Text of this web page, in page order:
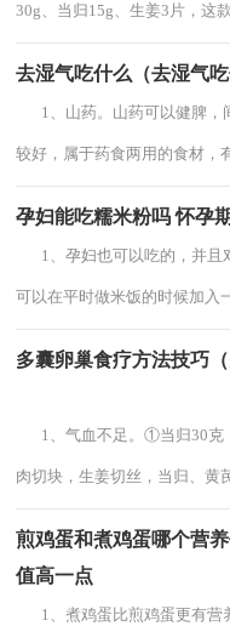
30g、当归15g、生姜3片，这
去湿气吃什么（去湿气
1、山药。山药可以健脾，
较好，属于药食两用的食材，
孕妇能吃糯米粉吗 怀孕
1、孕妇也可以吃的，并且
可以在平时做米饭的时候加入
多囊卵巢食疗方法技巧
1、气血不足。①当归30克
肉切块，生姜切丝，当归、黄
煎鸡蛋和煮鸡蛋哪个营
值高一点
1、煮鸡蛋比煎鸡蛋更有营